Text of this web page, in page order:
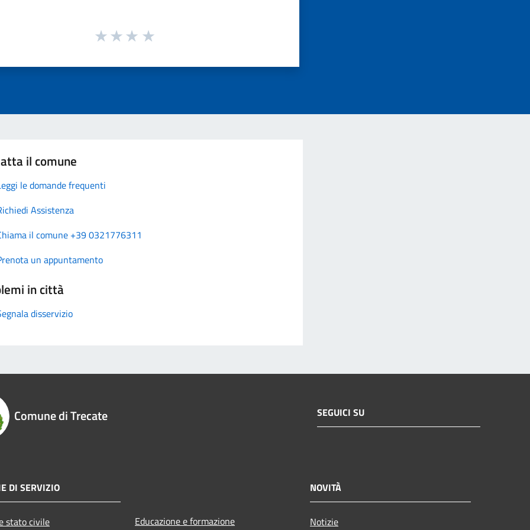
il comune
le domande frequenti
Assistenza
il comune +39 0321776311
un appuntamento
in città
disservizio
Comune di Trecate SEGUICI SU
DI SERVIZIO
stato civile Educazione e formazione
NOVITÀ
Notizie